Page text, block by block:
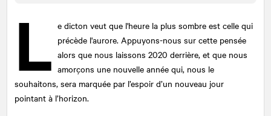
L e dicton veut que l'heure la plus sombre est celle qui
précède l'aurore. Appuyons-nous sur cette pensée
alors que nous laissons 2020 derrière, et que nous
amorçons une nouvelle année qui, nous le
souhaitons, sera marquée par l’espoir d’un nouveau jour
pointant à l’horizon.